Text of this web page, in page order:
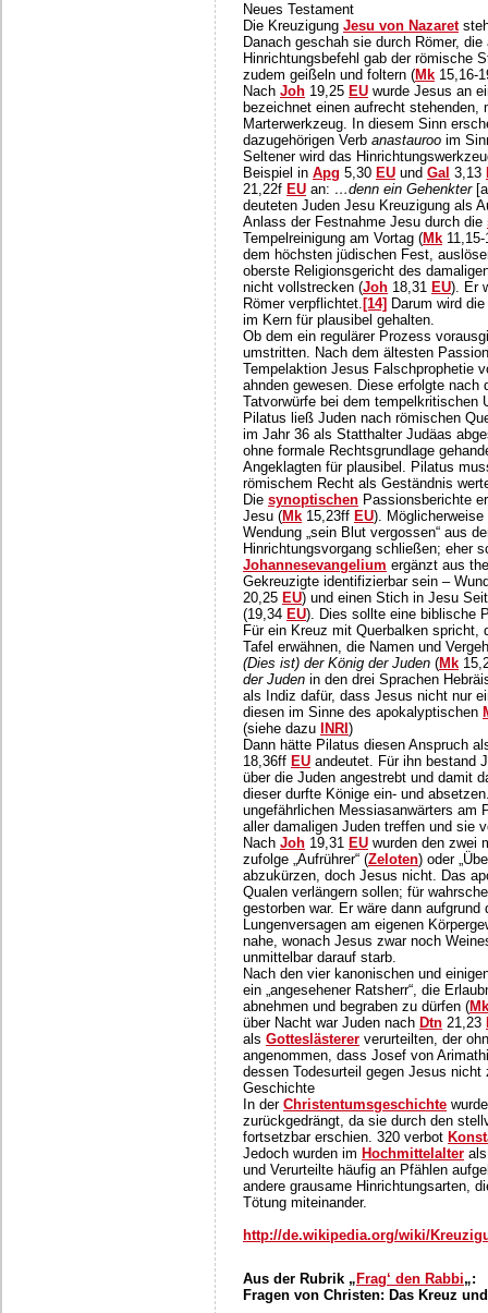
Neues Testament
Die Kreuzigung Jesu von Nazaret
Danach geschah sie durch Römer,
Hinrichtungsbefehl gab der römische
zudem geißeln und foltern (Mk 15,16-
Nach Joh 19,25 EU wurde Jesus an
bezeichnet einen aufrecht
Marterwerkzeug. In diesem Sinn
dazugehörigen Verb anastauroo im
Seltener wird das
Beispiel in Apg 5,30 EU und Gal 3,13
21,22f EU an: …denn ein Gehenkter
deuteten Juden Jesu Kreuzigung als
Anlass der Festnahme Jesu durch die
Tempelreinigung am Vortag (Mk
dem höchsten jüdischen Fest,
oberste Religionsgericht des
nicht vollstrecken (Joh 18,31 EU). Er
Römer verpflichtet. [14] Darum wird
im Kern für plausibel gehalten.
Ob dem ein regulärer Prozess
umstritten. Nach dem ältesten
Tempelaktion Jesus Falschprophetie
ahnden gewesen. Diese erfolgte
Tatvorwürfe bei dem tempelkritischen
Pilatus ließ Juden nach römischen
im Jahr 36 als Statthalter Judäas
ohne formale Rechtsgrundlage
Angeklagten für plausibel. Pilatus
römischem Recht als Geständnis
Die synoptischen Passionsberichte
Jesu (Mk 15,23ff EU).
Wendung „sein Blut vergossen“ aus
Hinrichtungsvorgang schließen; eher
Johannesevangelium ergänzt aus
Gekreuzigte identifizierbar sein –
20,25 EU) und einen Stich in Jesu
(19,34 EU). Dies sollte eine biblische
Für ein Kreuz mit Querbalken spricht,
Tafel erwähnen, die Namen und
(Dies ist) der König der Juden (Mk
der Juden in den drei Sprachen
als Indiz dafür, dass Jesus nicht nur
diesen im Sinne des apokalyptischen
(siehe dazu
INRI )
Dann hätte Pilatus diesen Anspruch
18,36ff EU andeutet. Für ihn bestand
über die Juden angestrebt und damit
dieser durfte Könige ein- und
ungefährlichen Messiasanwärters am
aller damaligen Juden treffen und sie
Nach Joh 19,31 EU wurden den zwei
zufolge „Aufrührer“ (Zeloten) oder
abzukürzen, doch Jesus nicht. Das
Qualen verlängern sollen; für
gestorben war. Er wäre dann
Lungenversagen am eigenen
nahe, wonach Jesus zwar noch
unmittelbar darauf starb.
Nach den vier kanonischen und
ein „angesehener Ratsherr“, die
abnehmen und begraben zu dürfen (Mk
über Nacht war Juden nach Dtn 21,23
als Gotteslästerer verurteilten, der
angenommen, dass Josef von
dessen Todesurteil gegen Jesus
Geschichte
In der Christentumsgeschichte
zurückgedrängt, da sie durch den
fortsetzbar erschien. 320 verbot
Jedoch wurden im Hochmittelalter
und Verurteilte häufig an Pfählen
andere grausame Hinrichtungsarten,
Tötung miteinander.
http://de.wikipedia.org/wiki/
Aus der Rubrik „ Frag‘ den Rabbi„:
Fragen von Christen: Das Kreuz